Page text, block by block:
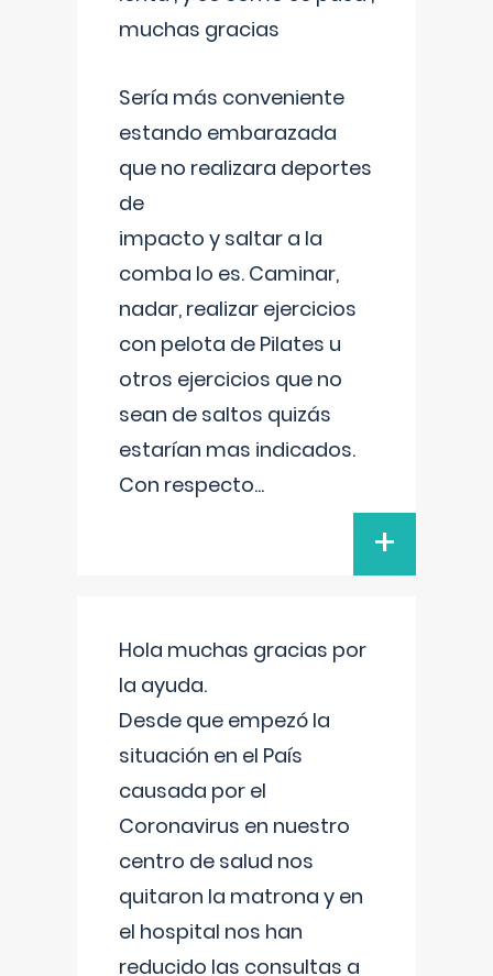
muchas gracias
Sería más conveniente
estando embarazada
que no realizara deportes
de
impacto y saltar a la
comba lo es. Caminar,
nadar, realizar ejercicios
con pelota de Pilates u
otros ejercicios que no
sean de saltos quizás
estarían mas indicados.
Con respecto...
+
Hola muchas gracias por
la ayuda.
Desde que empezó la
situación en el País
causada por el
Coronavirus en nuestro
centro de salud nos
quitaron la matrona y en
el hospital nos han
reducido las consultas a